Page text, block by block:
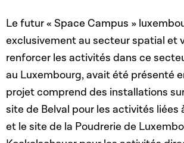
Le futur « Space Campus »
exclusivement au secteur spatial et
renforcer les activités dans ce
au Luxembourg,avait été présenté
projet comprend des installations
site de Belval pour les activités liées
et le site de la Poudrerie de